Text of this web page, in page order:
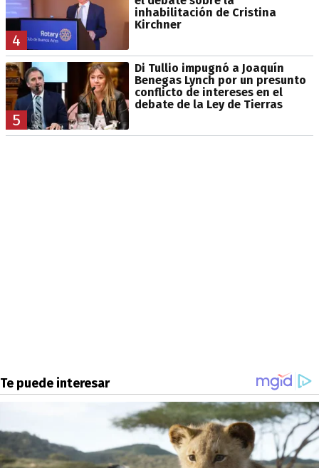
4
inhabilitación de Cristina
Kirchner
5
Di Tullio impugnó a Joaquín
Benegas Lynch por un presunto
conflicto de intereses en el
debate de la Ley de Tierras